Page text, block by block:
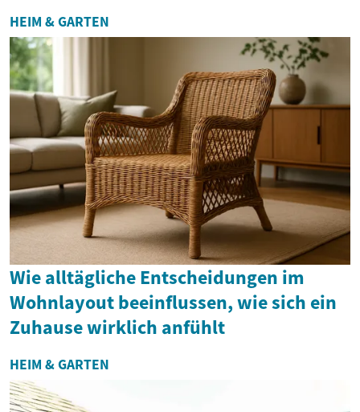
HEIM & GARTEN
Wie alltägliche Entscheidungen im
Wohnlayout beeinflussen, wie sich ein
Zuhause wirklich anfühlt
HEIM & GARTEN